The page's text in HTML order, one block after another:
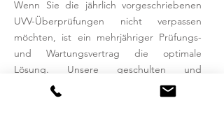
Wenn Sie die jährlich vorgeschriebenen
UVV-Überprüfungen nicht verpassen
möchten, ist ein mehrjähriger Prüfungs-
und Wartungsvertrag die optimale
Lösung. Unsere geschulten und
kompetenten Mitarbeiter sind in kürzester
Zeit vor Ort, damit Ihre Anlage(n) so